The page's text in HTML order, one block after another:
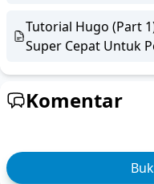
Tutorial Hugo (Part
Super Cepat Untuk
Komentar